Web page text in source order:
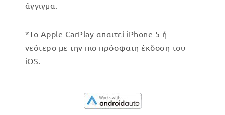
άγγιγμα.
*Το Apple CarPlay απαιτεί iPhone 5 ή
νεότερο με την πιο πρόσφατη έκδοση του
iOS.